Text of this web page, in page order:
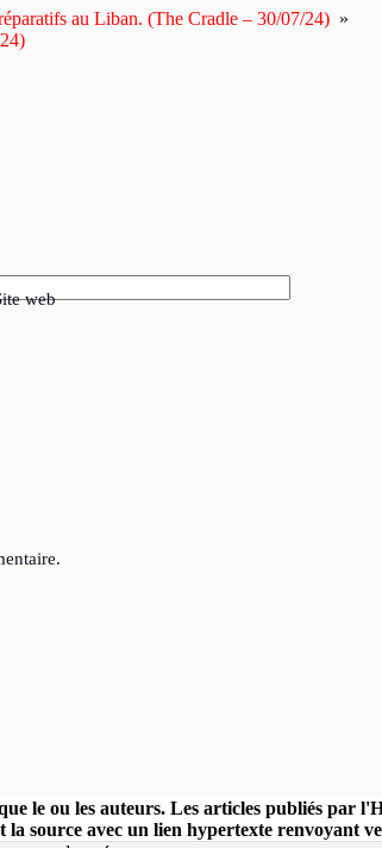
au Liban. (The Cradle – 30/07/24) »
web
le ou les auteurs. Les articles publiés par
source avec un lien hypertexte renvoyant